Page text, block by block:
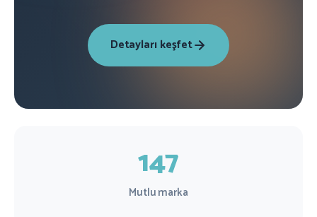
Detayları keşfet
147
Mutlu marka